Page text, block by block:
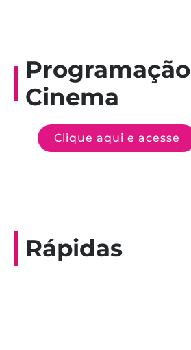
Programação
Cinema
Clique aqui e acesse
Rápidas